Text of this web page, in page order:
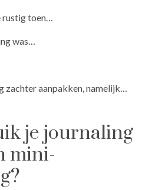
toen…
was…
zachter aanpakken, namelijk…
je journaling
mini-